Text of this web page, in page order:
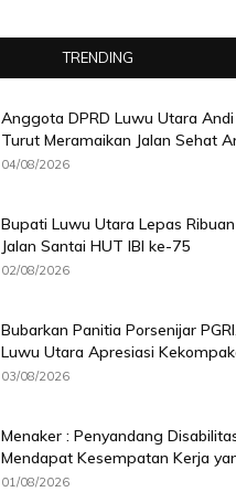
TRENDING
Anggota DPRD Luwu Utara
Turut Meramaikan Jalan Sehat
04/08/2026
Bupati Luwu Utara Lepas
Jalan Santai HUT IBI ke-75
02/08/2026
Bubarkan Panitia Porsenijar
Luwu Utara Apresiasi
03/08/2026
Menaker : Penyandang
Mendapat Kesempatan Kerja
01/08/2026